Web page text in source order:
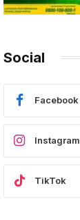
Social
Facebook
Instagram
TikTok